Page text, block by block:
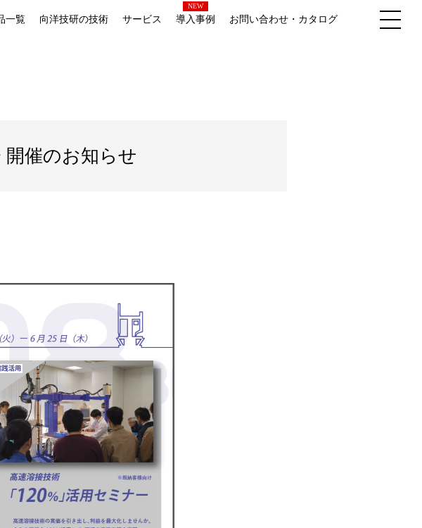
一覧 向洋技研の技術 サービス 導入事例
NEW
お問い合わせ・カタログ
催のお知らせ